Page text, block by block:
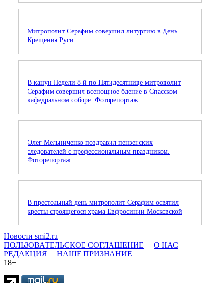
Митрополит Серафим совершил литургию в День
Крещения Руси
В канун Недели 8-й по Пятидесятнице митрополит
Серафим совершил всенощное бдение в Спасском
кафедральном соборе. Фоторепортаж
Олег Мельниченко поздравил пензенских
следователей с профессиональным праздником.
Фоторепортаж
В престольный день митрополит Серафим освятил
кресты строящегося храма Евфросинии Московской
Новости smi2.ru
ПОЛЬЗОВАТЕЛЬСКОЕ СОГЛАШЕНИЕ
О НАС
РЕДАКЦИЯ
НАШЕ ПРИЗНАНИЕ
18+